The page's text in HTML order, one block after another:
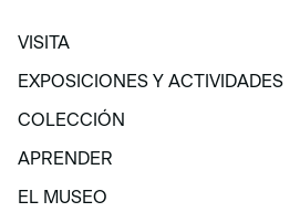
VISITA
VISITA
EXPOSICIONES Y ACTIVIDADES
EXPOSICIONES Y ACTIVIDADES
COLECCIÓN
COLECCIÓN
APRENDER
APRENDER
EL MUSEO